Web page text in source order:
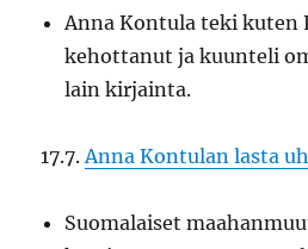
Anna Kontula teki kuten
kehottanut ja kuunteli
lain kirjainta.
17.7.Anna Kontulan lasta
Suomalaiset